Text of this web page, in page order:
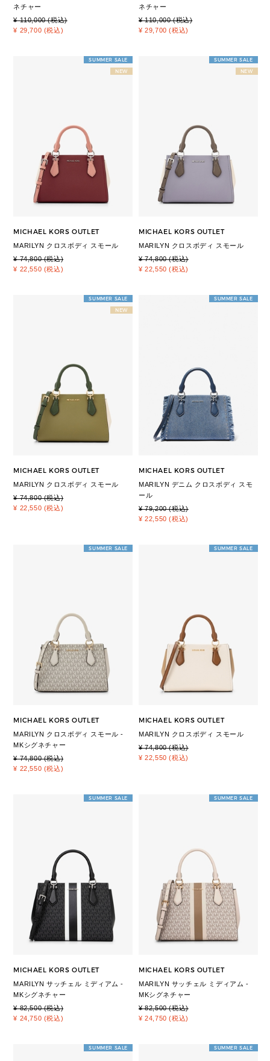
ネチャー
¥ 110,000 (税込)
¥ 29,700 (税込)
ネチャー
¥ 110,000 (税込)
¥ 29,700 (税込)
SUMMER SALE
NEW
MICHAEL KORS OUTLET
MARILYN クロスボディ スモール
¥ 74,800 (税込)
¥ 22,550 (税込)
SUMMER SALE
NEW
MICHAEL KORS OUTLET
MARILYN クロスボディ スモール
¥ 74,800 (税込)
¥ 22,550 (税込)
SUMMER SALE
NEW
MICHAEL KORS OUTLET
MARILYN クロスボディ スモール
¥ 74,800 (税込)
¥ 22,550 (税込)
SUMMER SALE
MICHAEL KORS OUTLET
MARILYN デニム クロスボディ スモ
ール
¥ 79,200 (税込)
¥ 22,550 (税込)
SUMMER SALE
MICHAEL KORS OUTLET
MARILYN クロスボディ スモール -
MKシグネチャー
¥ 74,800 (税込)
¥ 22,550 (税込)
SUMMER SALE
MICHAEL KORS OUTLET
MARILYN クロスボディ スモール
¥ 74,800 (税込)
¥ 22,550 (税込)
SUMMER SALE
MICHAEL KORS OUTLET
MARILYN サッチェル ミディアム -
MKシグネチャー
¥ 82,500 (税込)
¥ 24,750 (税込)
SUMMER SALE
MICHAEL KORS OUTLET
MARILYN サッチェル ミディアム -
MKシグネチャー
¥ 82,500 (税込)
¥ 24,750 (税込)
SUMMER SALE SUMMER SALE